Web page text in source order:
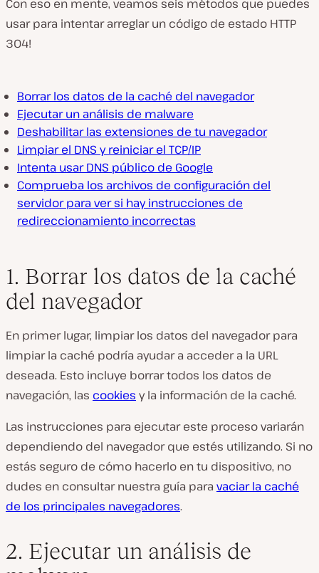
Con eso en mente, veamos seis métodos que puedes
usar para intentar arreglar un código de estado HTTP
304!
Borrar los datos de la caché del navegador
Ejecutar un análisis de malware
Deshabilitar las extensiones de tu navegador
Limpiar el DNS y reiniciar el TCP/IP
Intenta usar DNS público de Google
Comprueba los archivos de configuración del
servidor para ver si hay instrucciones de
redireccionamiento incorrectas
1. Borrar los datos de la caché
del navegador
En primer lugar, limpiar los datos del navegador para
limpiar la caché podría ayudar a acceder a la URL
deseada. Esto incluye borrar todos los datos de
navegación, las cookies y la información de la caché.
Las instrucciones para ejecutar este proceso variarán
dependiendo del navegador que estés utilizando. Si no
estás seguro de cómo hacerlo en tu dispositivo, no
dudes en consultar nuestra guía para vaciar la caché
de los principales navegadores.
2. Ejecutar un análisis de